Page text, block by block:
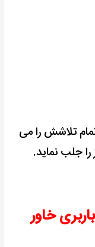
تلاشش را می
جلب نماید.
خاور